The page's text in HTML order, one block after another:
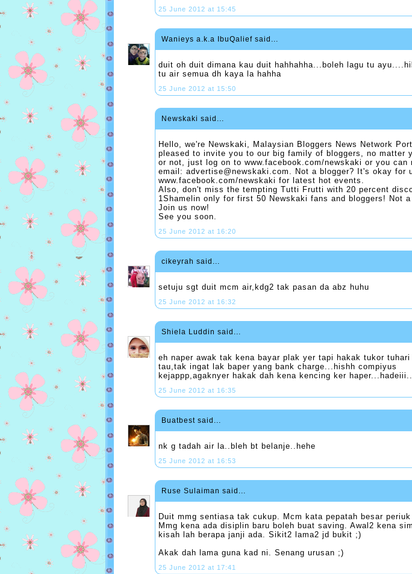
25 June 2012 at 15:45
Wanieys a.k.a IbuQalief said...
duit oh duit dimana kau duit hahhahha...boleh lagu tu
tu air semua dh kaya la hahha
25 June 2012 at 15:50
Newskaki said...
Hello, we're Newskaki, Malaysian Bloggers News Network
pleased to invite you to our big family of bloggers, no matter
or not, just log on to www.facebook.com/newskaki or you can
email: advertise@newskaki.com. Not a blogger? It's okay for
www.facebook.com/newskaki for latest hot events.
Also, don't miss the tempting Tutti Frutti with 20 percent
1Shamelin only for first 50 Newskaki fans and bloggers! Not
Join us now!
See you soon.
25 June 2012 at 16:20
cikeyrah said...
setuju sgt duit mcm air,kdg2 tak pasan da abz huhu
25 June 2012 at 16:32
Shiela Luddin said...
eh naper awak tak kena bayar plak yer tapi hakak tukor
tau,tak ingat lak baper yang bank charge...hishh compiyus
kejappp,agaknyer hakak dah kena kencing ker
25 June 2012 at 16:35
Buatbest said...
nk g tadah air la..bleh bt belanje..hehe
25 June 2012 at 16:53
Ruse Sulaiman said...
Duit mmg sentiasa tak cukup. Mcm kata pepatah besar
Mmg kena ada disiplin baru boleh buat saving. Awal2 kena
kisah lah berapa janji ada. Sikit2 lama2 jd bukit ;)
Akak dah lama guna kad ni. Senang urusan ;)
25 June 2012 at 17:41